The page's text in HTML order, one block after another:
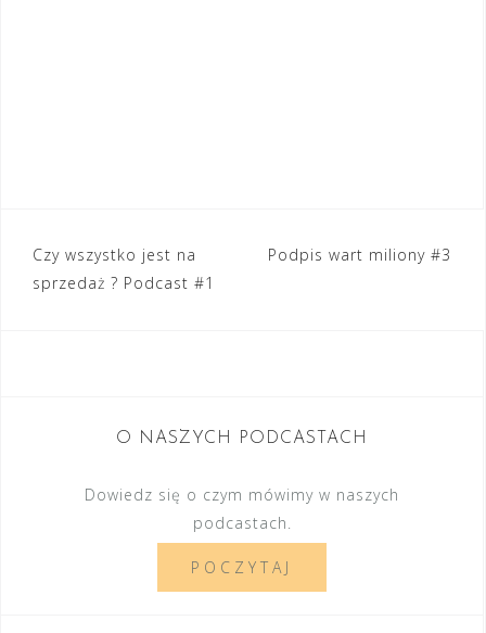
N
Czy wszystko jest na
sprzedaż ? Podcast #1
Podpis wart miliony #3
O NASZYCH PODCASTACH
Dowiedz się o czym mówimy w naszych
podcastach.
POCZYTAJ